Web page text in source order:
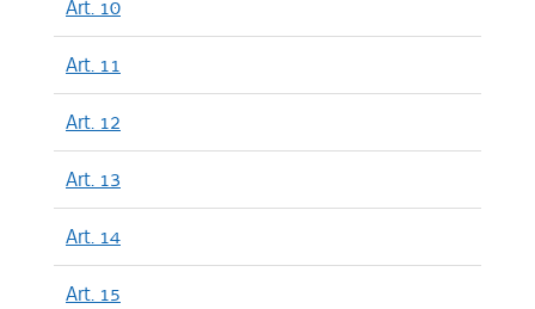
Art. 10
Art. 11
Art. 12
Art. 13
Art. 14
Art. 15